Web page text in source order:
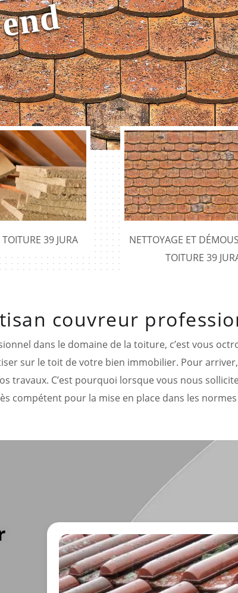
39 JURA
NETTOYAGE ET
TOITURE 39
couvreur
dans le domaine de la toiture, c’est vous
sur le toit de votre bien immobilier. Pour
travaux. C’est pourquoi lorsque vous nous
compétent pour la mise en place dans les